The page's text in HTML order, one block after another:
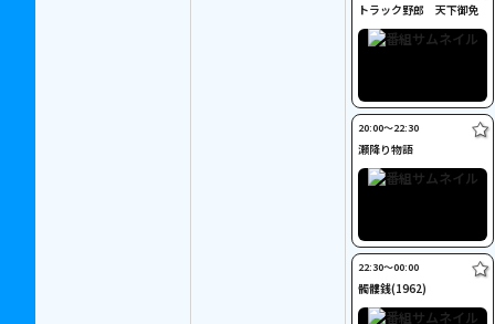
トラック野郎 天下御免
20:00〜22:30
瀬降り物語
22:30〜00:00
髑髏銭(1962)